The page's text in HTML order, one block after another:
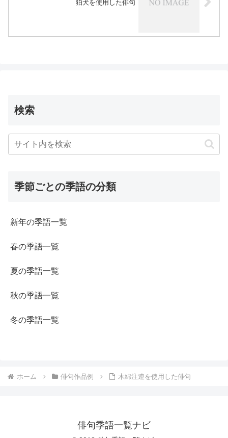
狛犬を使用した俳句
検索
季節ごとの季語の分類
新年の季語一覧
春の季語一覧
夏の季語一覧
秋の季語一覧
冬の季語一覧
ホーム 俳句作品例 木綿注連を使用した俳句
俳句季語一覧ナビ